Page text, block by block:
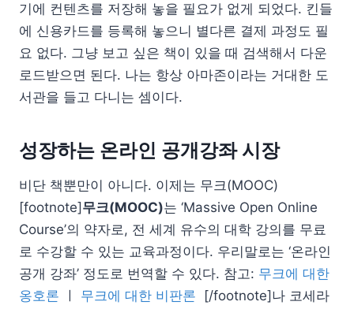
기에 컨텐츠를 저장해 놓을 필요가 없게 되었다. 킨들
에 신용카드를 등록해 놓으니 별다른 결제 과정도 필
요 없다. 그냥 보고 싶은 책이 있을 때 검색해서 다운
로드받으면 된다. 나는 항상 아마존이라는 거대한 도
서관을 들고 다니는 셈이다.
성장하는 온라인 공개강좌 시장
비단 책뿐만이 아니다. 이제는 무크(MOOC)
[footnote] 무크(MOOC)는 ‘Massive Open Online
Course’의 약자로, 전 세계 유수의 대학 강의를 무료
로 수강할 수 있는 교육과정이다. 우리말로는 ‘온라인
공개 강좌’ 정도로 번역할 수 있다. 참고: 무크에 대한
옹호론
무크에 대한 비판론 [/footnote]나 코세라